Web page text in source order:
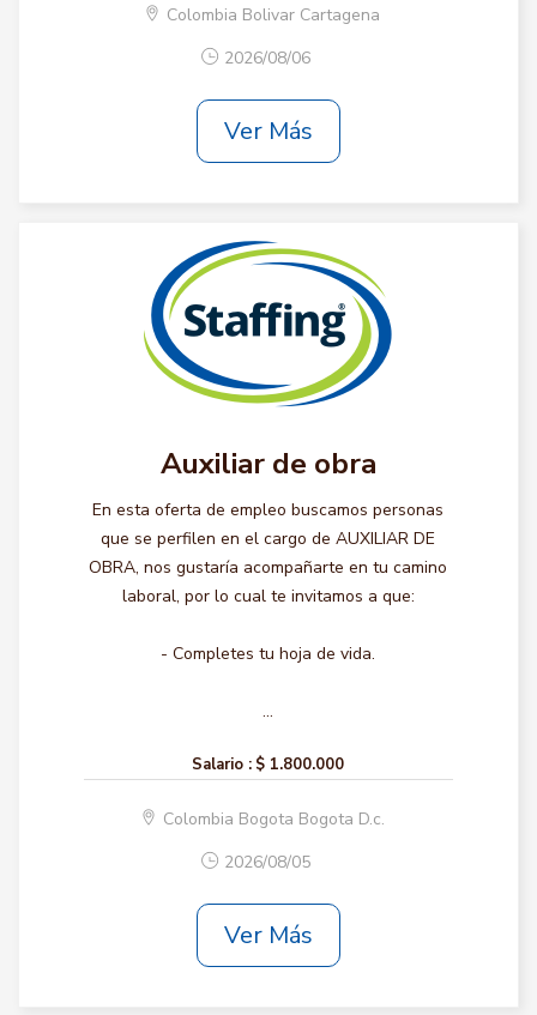
Colombia Bolivar Cartagena
2026/08/06
Ver Más
Auxiliar de obra
En esta oferta de empleo buscamos personas
que se perfilen en el cargo de AUXILIAR DE
OBRA, nos gustaría acompañarte en tu camino
laboral, por lo cual te invitamos a que:
- Completes tu hoja de vida.
...
Salario : $ 1.800.000
Colombia Bogota Bogota D.c.
2026/08/05
Ver Más